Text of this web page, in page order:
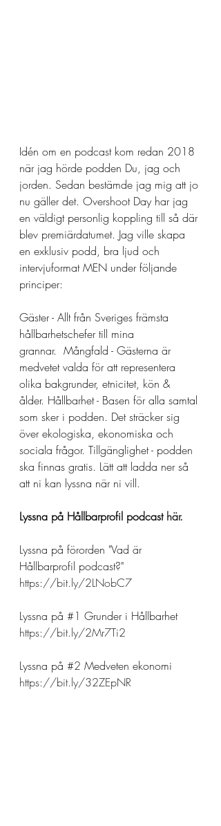
Idén om en podcast kom redan 2018
när jag hörde podden Du, jag och
jorden. Sedan bestämde jag mig att jo
nu gäller det. Overshoot Day har jag
en väldigt personlig koppling till så där
blev premiärdatumet. Jag ville skapa
en exklusiv podd, bra ljud och
intervjuformat MEN under följande
principer:
Gäster - Allt från Sveriges främsta
hållbarhetschefer till mina
grannar.  Mångfald - Gästerna är
medvetet valda för att representera
olika bakgrunder, etnicitet, kön &
ålder. Hållbarhet - Basen för alla samtal
som sker i podden. Det sträcker sig
över ekologiska, ekonomiska och
sociala frågor. Tillgänglighet - podden
ska finnas gratis. Lätt att ladda ner så
att ni kan lyssna när ni vill.
Lyssna på Hållbarprofil podcast här.
Lyssna på förorden "Vad är
Hållbarprofil podcast?"
https://bit.ly/2LNobC7
Lyssna på #1 Grunder i Hållbarhet
https://bit.ly/2Mr7Ti2
Lyssna på #2 Medveten ekonomi
https://bit.ly/32ZEpNR